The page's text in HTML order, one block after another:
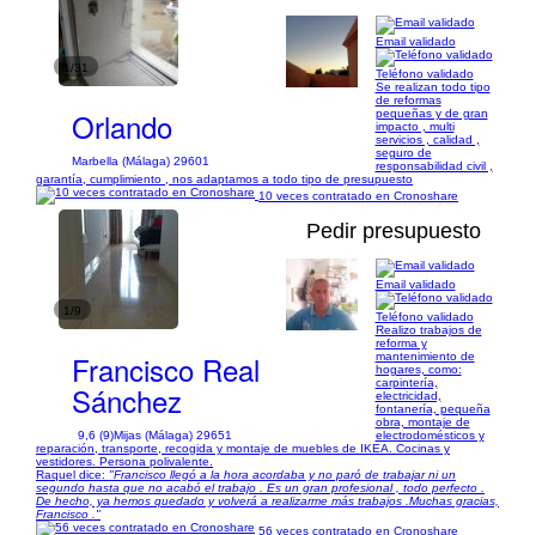
1/31
Orlando
Marbella (Málaga) 29601
Email validado
Teléfono validado
Se realizan todo tipo
de reformas
pequeñas y de gran
impacto , multi
servicios , calidad ,
seguro de
responsabilidad civil ,
garantía, cumplimiento , nos adaptamos a todo tipo de presupuesto
10 veces contratado en Cronoshare
1/9
Pedir presupuesto
Francisco Real
Sánchez
9,6 (9)Mijas (Málaga) 29651
Email validado
Teléfono validado
Realizo trabajos de
reforma y
mantenimiento de
hogares, como:
carpintería,
electricidad,
fontanería, pequeña
obra, montaje de
electrodomésticos y
reparación, transporte, recogida y montaje de muebles de IKEA. Cocinas y
vestidores. Persona polivalente.
Raquel dice: "Francisco llegó a la hora acordaba y no paró de trabajar ni un
segundo hasta que no acabó el trabajo . Es un gran profesional , todo perfecto .
De hecho, ya hemos quedado y volverá a realizarme más trabajos .Muchas gracias,
Francisco ."
56 veces contratado en Cronoshare